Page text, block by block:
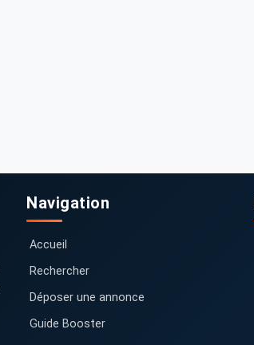
Navigation
Accueil
Rechercher
Déposer une annonce
Guide Booster